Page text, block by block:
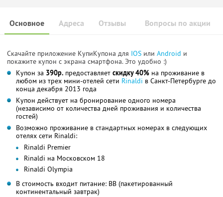
Основное Отзывы Вопросы по акции
Адреса
Скачайте приложение КупиКупона для IOS или Android и
покажите купон с экрана смартфона. Это удобно :)
Купон за 390р. предоставляет скидку 40% на проживание в
любом из трех мини-отелей сети Rinaldi в Санкт-Петербурге до
конца декабря 2013 года
Купон действует на бронирование одного номера
(независимо от количества дней проживания и количества
гостей)
Возможно проживание в стандартных номерах в следующих
отелях сети Rinaldi:
Rinaldi Premier
Rinaldi на Московском 18
Rinaldi Olympia
В стоимость входит питание: ВВ (пакетированный
континентальный завтрак)